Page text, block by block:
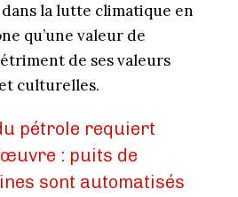
la lutte climatique en
qu’une valeur de
de ses valeurs
culturelles.
pétrole requiert
: puits de
sont automatisés